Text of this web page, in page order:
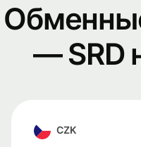
— SRD
CZK